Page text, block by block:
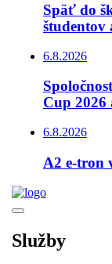
Späť do
6.8.2026
Cup
6.8.2026
A2 e-tron
Služby